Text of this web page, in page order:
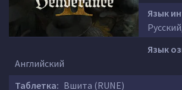
Язык
Язык
Английский
Таблетка: Вшита (RUNE)